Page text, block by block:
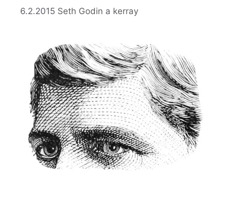
6.2.2015 Seth Godin a kerray